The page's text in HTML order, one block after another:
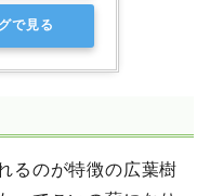
で見る
るのが特徴の広葉樹